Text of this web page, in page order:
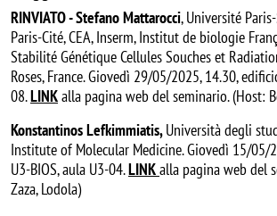
RINVIATO - Stefano Mattarocci, Université
Paris-Cité, CEA, Inserm, Institut de biologie
Stabilité Génétique Cellules Souches et
Roses, France. Giovedì 29/05/2025, 14.30,
08.LINKalla pagina web del seminario. (Host:
Konstantinos Lefkimmiatis,Università degli
Institute of Molecular Medicine. Giovedì 15/05/
U3-BIOS, aula U3-04.LINKalla pagina web del
Zaza, Lodola)